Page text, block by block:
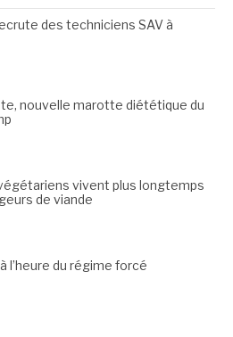
des techniciens SAV à
nouvelle marotte diététique du
vivent plus longtemps
de viande
l’heure du régime forcé